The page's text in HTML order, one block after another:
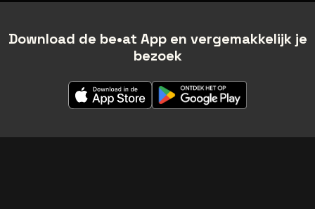
Download de be•at App en vergemakkelijk je
bezoek